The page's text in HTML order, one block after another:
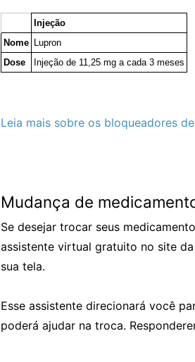
Injeção
Nome Lupron
Dose
Injeção de 11,25 mg a cada 3 meses
Leia mais sobre os bloqueadores
Mudança de
Se desejar trocar seus
assistente virtual gratuito no site da
sua tela.
Esse assistente direcionará você
poderá ajudar na troca.